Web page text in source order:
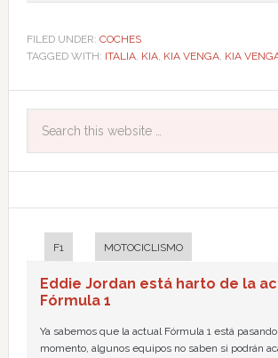
FILED UNDER: COCHES
TAGGED WITH: ITALIA, KIA, KIA VENGA, KIA
F1 MOTOCICLISMO
Eddie Jordan está harto de la
Fórmula 1
Ya sabemos que la actual Fórmula 1 está
momento, algunos equipos no saben si podrán